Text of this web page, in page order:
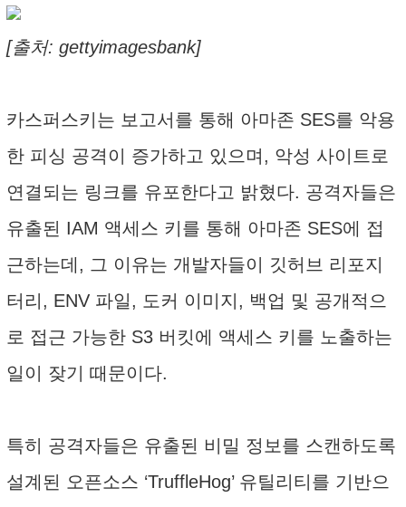
[출처: gettyimagesbank]
카스퍼스키는 보고서를 통해 아마존 SES를 악용
한 피싱 공격이 증가하고 있으며, 악성 사이트로
연결되는 링크를 유포한다고 밝혔다. 공격자들은
유출된 IAM 액세스 키를 통해 아마존 SES에 접
근하는데, 그 이유는 개발자들이 깃허브 리포지
터리, ENV 파일, 도커 이미지, 백업 및 공개적으
로 접근 가능한 S3 버킷에 액세스 키를 노출하는
일이 잦기 때문이다.
특히 공격자들은 유출된 비밀 정보를 스캔하도록
설계된 오픈소스 ‘TruffleHog’ 유틸리티를 기반으